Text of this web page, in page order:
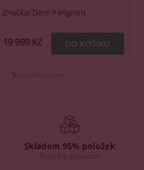
Značka: Dom Pérignon
19 999 Kč
5
Skladem 95% položek
Ihned k expedici